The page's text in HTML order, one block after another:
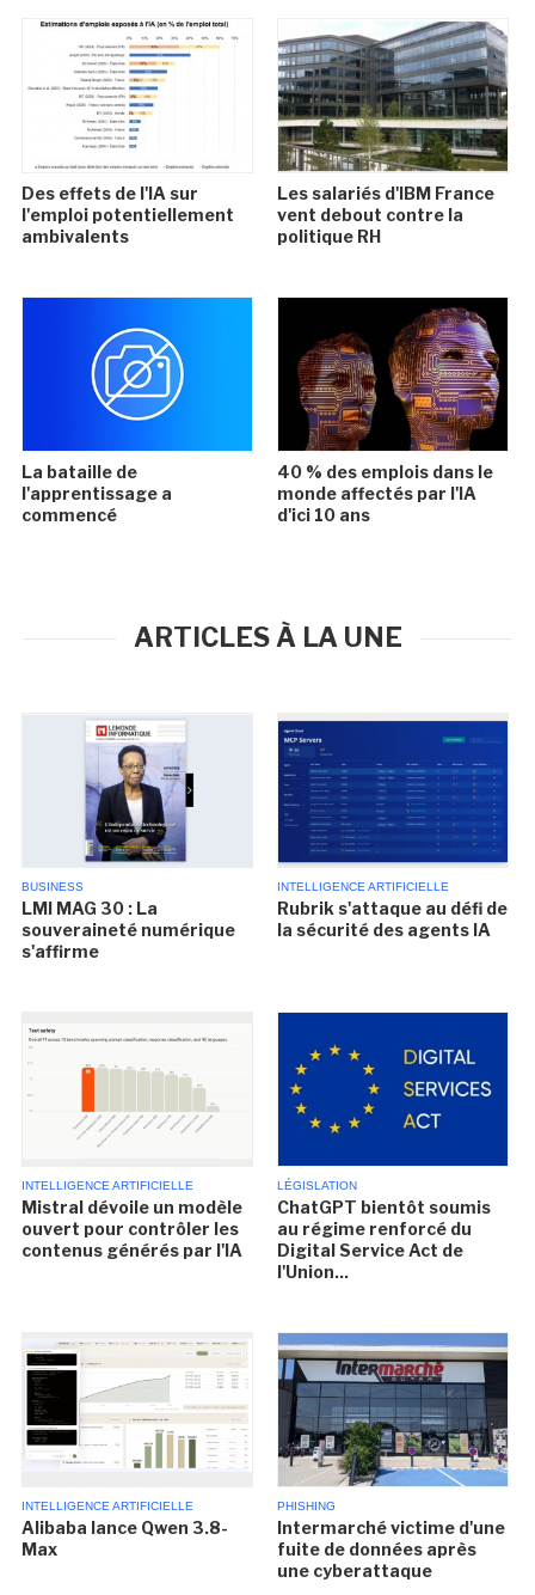
Des effets de l'IA sur
l'emploi potentiellement
ambivalents
Les salariés d'IBM France
vent debout contre la
politique RH
La bataille de
l'apprentissage a
commencé
40 % des emplois dans le
monde affectés par l'IA
d'ici 10 ans
ARTICLES À LA UNE
BUSINESS
LMI MAG 30 : La
souveraineté numérique
s'affirme
INTELLIGENCE ARTIFICIELLE
Rubrik s'attaque au défi de
la sécurité des agents IA
INTELLIGENCE ARTIFICIELLE
Mistral dévoile un modèle
ouvert pour contrôler les
contenus générés par l'IA
LÉGISLATION
ChatGPT bientôt soumis
au régime renforcé du
Digital Service Act de
l'Union...
INTELLIGENCE ARTIFICIELLE
Alibaba lance Qwen 3.8-
Max
PHISHING
Intermarché victime d'une
fuite de données après
une cyberattaque